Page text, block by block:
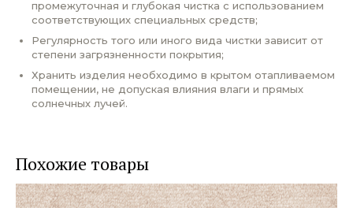
промежуточная и глубокая чистка с использованием
соответствующих специальных средств;
Регулярность того или иного вида чистки зависит от
степени загрязненности покрытия;
Хранить изделия необходимо в крытом отапливаемом
помещении, не допуская влияния влаги и прямых
солнечных лучей.
Похожие товары